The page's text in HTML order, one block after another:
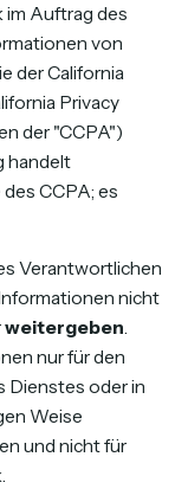
im Auftrag des
von
der California
Privacy
der "CCPA")
handelt
des CCPA; es
Verantwortlichen
nicht
weitergeben.
nur für den
Dienstes oder in
Weise
und nicht für